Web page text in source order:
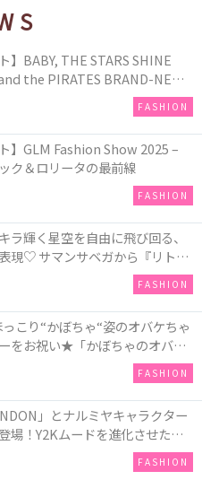
】BABY, THE STARS SHINE
the PIRATES BRAND-NEW
FASHION
】GLM Fashion Show 2025 –
ク＆ロリータの最前線
FASHION
ラ輝く星空を自由に飛び回る、
現♡ サマンサベガから『リトル
周年アニバーサリーイヤー』を
FASHION
こり“かぼちゃ“姿のオバケちゃ
をお祝い★「かぼちゃのオバケ
が新発売！Q-pot CAFE.では
ーキプレート」も登場
FASHION
」とナルミヤキャラクター
場！Y2Kムードを進化させた新
売♪
FASHION